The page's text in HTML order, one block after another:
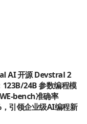
AI 开源 Devstral 2
123B/24B 参数编程模
bench准确率
引领企业级AI编程新